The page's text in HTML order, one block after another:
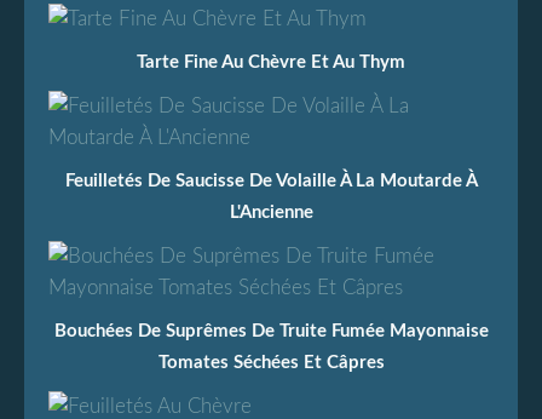
Tarte Fine Au Chèvre Et Au Thym
Feuilletés De Saucisse De Volaille À La Moutarde À
L'Ancienne
Bouchées De Suprêmes De Truite Fumée Mayonnaise
Tomates Séchées Et Câpres